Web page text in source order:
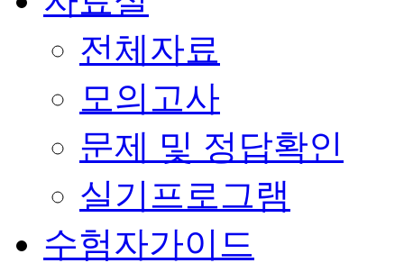
전체자료
모의고사
문제 및 정답확인
실기프로그램
수험자가이드